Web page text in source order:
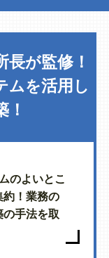
長が監修！
ムを活用 し
！
のよいとこ
約！業務の
の手法を取